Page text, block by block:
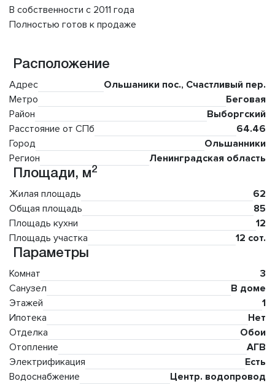
В собственности с 2011 года
Полностью готов к продаже
Расположение
Адрес
Ольшаники пос., Счастливый пер.
Метро
Беговая
Район
Выборгский
Расстояние от СПб
64.46
Город
Ольшанники
Регион
Ленинградская область
Площади, м2
Жилая площадь
62
Общая площадь
85
Площадь кухни
12
Площадь участка
12 сот.
Параметры
Комнат
3
Санузел
В доме
Этажей
1
Ипотека
Нет
Отделка
Обои
Отопление
АГВ
Электрификация
Есть
Водоснабжение
Центр. водопровод